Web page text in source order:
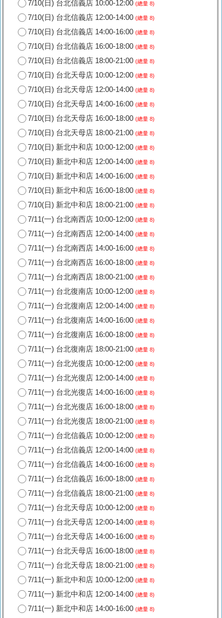
7/10(日) 台北信義店 10:00-12:00 (總量 8)
7/10(日) 台北信義店 12:00-14:00 (總量 8)
7/10(日) 台北信義店 14:00-16:00 (總量 8)
7/10(日) 台北信義店 16:00-18:00 (總量 8)
7/10(日) 台北信義店 18:00-21:00 (總量 8)
7/10(日) 台北天母店 10:00-12:00 (總量 8)
7/10(日) 台北天母店 12:00-14:00 (總量 8)
7/10(日) 台北天母店 14:00-16:00 (總量 8)
7/10(日) 台北天母店 16:00-18:00 (總量 8)
7/10(日) 台北天母店 18:00-21:00 (總量 8)
7/10(日) 新北中和店 10:00-12:00 (總量 8)
7/10(日) 新北中和店 12:00-14:00 (總量 8)
7/10(日) 新北中和店 14:00-16:00 (總量 8)
7/10(日) 新北中和店 16:00-18:00 (總量 8)
7/10(日) 新北中和店 18:00-21:00 (總量 8)
7/11(一) 台北南西店 10:00-12:00 (總量 8)
7/11(一) 台北南西店 12:00-14:00 (總量 8)
7/11(一) 台北南西店 14:00-16:00 (總量 8)
7/11(一) 台北南西店 16:00-18:00 (總量 8)
7/11(一) 台北南西店 18:00-21:00 (總量 8)
7/11(一) 台北復南店 10:00-12:00 (總量 8)
7/11(一) 台北復南店 12:00-14:00 (總量 8)
7/11(一) 台北復南店 14:00-16:00 (總量 8)
7/11(一) 台北復南店 16:00-18:00 (總量 8)
7/11(一) 台北復南店 18:00-21:00 (總量 8)
7/11(一) 台北光復店 10:00-12:00 (總量 8)
7/11(一) 台北光復店 12:00-14:00 (總量 8)
7/11(一) 台北光復店 14:00-16:00 (總量 8)
7/11(一) 台北光復店 16:00-18:00 (總量 8)
7/11(一) 台北光復店 18:00-21:00 (總量 8)
7/11(一) 台北信義店 10:00-12:00 (總量 8)
7/11(一) 台北信義店 12:00-14:00 (總量 8)
7/11(一) 台北信義店 14:00-16:00 (總量 8)
7/11(一) 台北信義店 16:00-18:00 (總量 8)
7/11(一) 台北信義店 18:00-21:00 (總量 8)
7/11(一) 台北天母店 10:00-12:00 (總量 8)
7/11(一) 台北天母店 12:00-14:00 (總量 8)
7/11(一) 台北天母店 14:00-16:00 (總量 8)
7/11(一) 台北天母店 16:00-18:00 (總量 8)
7/11(一) 台北天母店 18:00-21:00 (總量 8)
7/11(一) 新北中和店 10:00-12:00 (總量 8)
7/11(一) 新北中和店 12:00-14:00 (總量 8)
7/11(一) 新北中和店 14:00-16:00 (總量 8)